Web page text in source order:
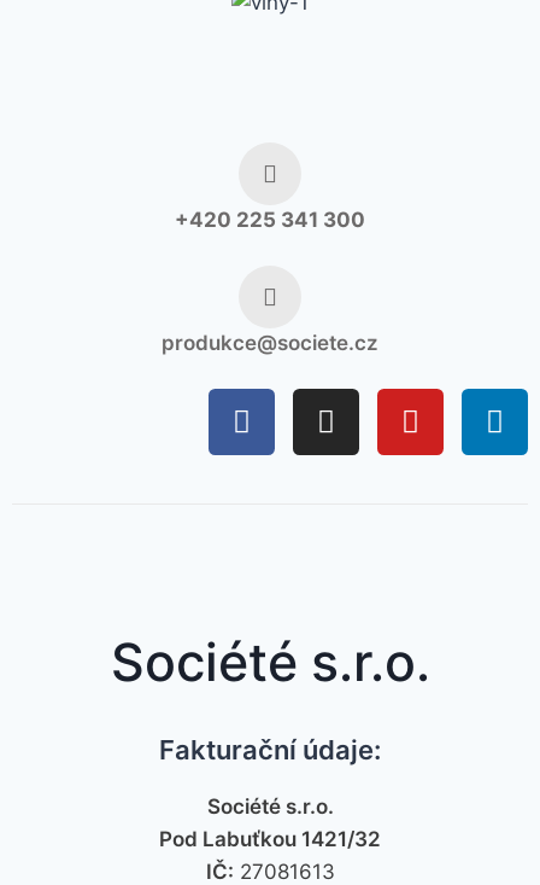
+420 225 341 300
produkce@societe.cz
Société s.r.o.
Fakturační údaje:
Société s.r.o.
Pod Labuťkou 1421/32
IČ: 27081613